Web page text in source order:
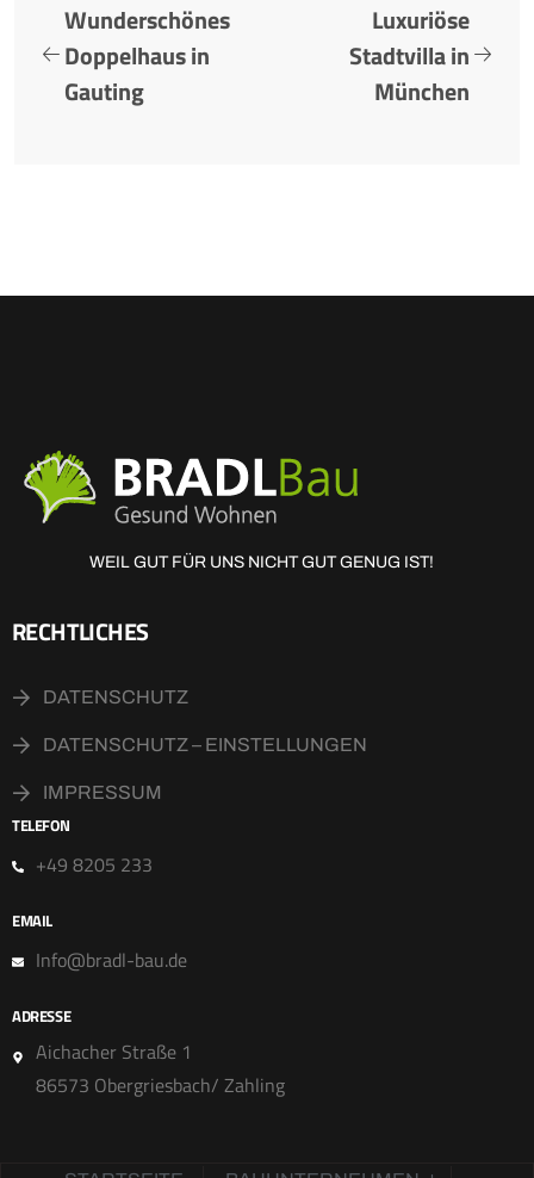
Wunderschönes
Doppelhaus in
Gauting
Luxuriöse
Stadtvilla in
München
WEIL GUT FÜR UNS NICHT GUT GENUG IST!
RECHTLICHES
DATENSCHUTZ
DATENSCHUTZ – EINSTELLUNGEN
IMPRESSUM
TELEFON
+49 8205 233
EMAIL
Info@bradl-bau.de
ADRESSE
Aichacher Straße 1
86573 Obergriesbach/ Zahling